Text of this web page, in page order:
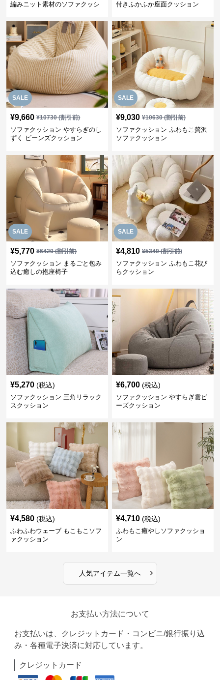
編みニット素材のソファクッシ
付きふかふか座面クッション
SALE
¥9,660 ¥10730(割引前)
ソファクッション やすらぎのし
ずく ビーンズクッション
SALE
¥9,030 ¥10630(割引前)
ソファクッション ふわもこ贅沢
ソファクッション
SALE
¥5,770 ¥6420(割引前)
ソファクッション まるごと包み
込む癒しの抱座椅子
SALE
¥4,810 ¥5340(割引前)
ソファクッション ふわもこ花び
らクッション
¥5,270 (税込)
ソファクッション 三角リラック
スクッション
¥6,700 (税込)
ソファクッション やすらぎ雲ビ
ーズクッション
¥4,580 (税込)
ふわふわウェーブ もこもこソフ
ァクッション
¥4,710 (税込)
ふわもこ癒やしソファクッショ
ン
人気アイテム一覧へ ›
お支払い方法について
お支払いは、クレジットカード・コンビニ/銀行振り込
み・各種電子決済に対応しています。
クレジットカード